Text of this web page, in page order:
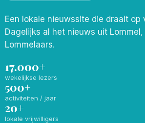
Een lokale nieuwssite die draait op
Dagelijks al het nieuws uit
Lommelaars.
17.000+
wekelijkse lezers
500+
activiteiten / jaar
20+
lokale vrijwilligers